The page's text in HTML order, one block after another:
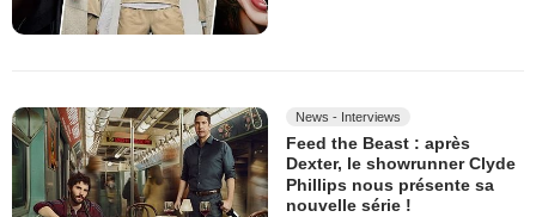
News - Interviews
Feed the Beast : après
Dexter, le showrunner Clyde
Phillips nous présente sa
nouvelle série !